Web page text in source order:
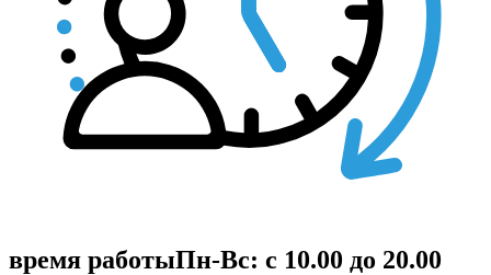
время работыПн-Вс: с 10.00 до 20.00